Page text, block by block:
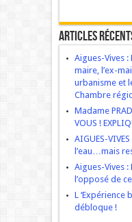
Articles
Aigues-Vives :
maire, l’ex-
urbanisme et
Chambre
Madame
VOUS !
AIGUES-
l’eau…mais
Aigues-Vives :
l’opposé de
L ‘Expérience
débloque !